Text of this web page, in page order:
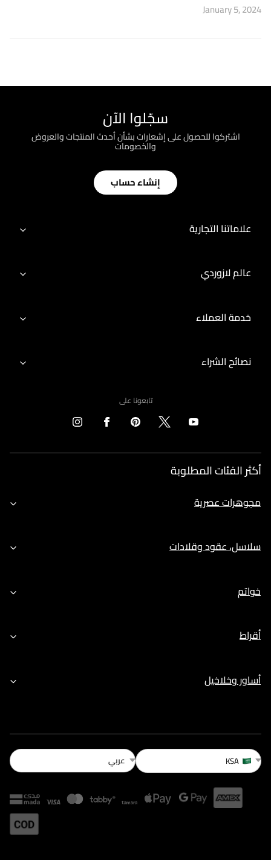
January 5, 2024
سجّلوا الآن
اشتركوا للحصول على إشعارات بشأن أحدث المنتجات والعروض
والخصومات
إنشاء حساب
علاماتنا التجارية
عالم لازوردي
خدمة العملاء
نصائح الشراء
تابعونا على
أكثر الفئات المطلوبة
مجوهرات عصرية
سلاسل، عقود وقلادات
خواتم
أقراط
أساور وخلاخيل
KSA عربي